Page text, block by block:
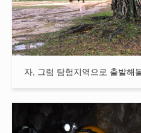
자, 그럼 탐험지역으로 출발해